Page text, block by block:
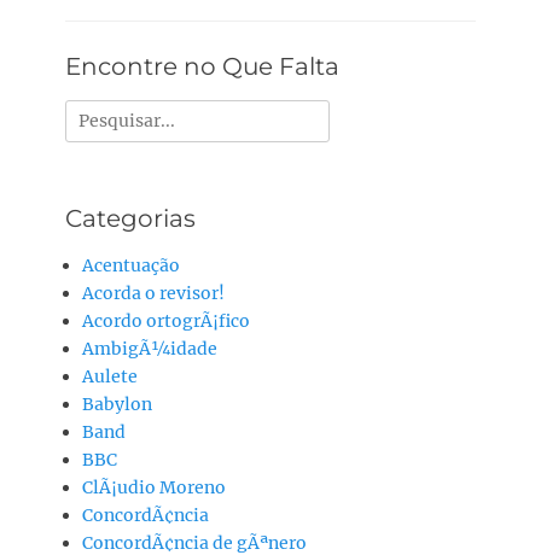
Encontre no Que Falta
Pesquisar
por:
Categorias
Acentuação
Acorda o revisor!
Acordo ortogrÃ¡fico
AmbigÃ¼idade
Aulete
Babylon
Band
BBC
ClÃ¡udio Moreno
ConcordÃ¢ncia
ConcordÃ¢ncia de gÃªnero